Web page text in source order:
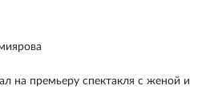
на премьеру спектакля с женой и